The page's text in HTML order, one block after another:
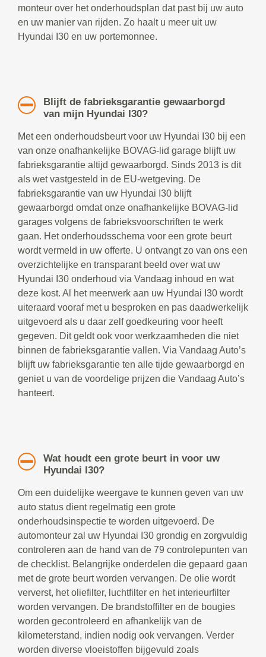
monteur over het onderhoudsplan dat past bij uw auto
en uw manier van rijden. Zo haalt u meer uit uw
Hyundai I30 en uw portemonnee.
Blijft de fabrieksgarantie gewaarborgd
van mijn Hyundai I30?
Met een onderhoudsbeurt voor uw Hyundai I30 bij een
van onze onafhankelijke BOVAG-lid garage blijft uw
fabrieksgarantie altijd gewaarborgd. Sinds 2013 is dit
als wet vastgesteld in de EU-wetgeving. De
fabrieksgarantie van uw Hyundai I30 blijft
gewaarborgd omdat onze onafhankelijke BOVAG-lid
garages volgens de fabrieksvoorschriften te werk
gaan. Het onderhoudsschema voor een grote beurt
wordt vermeld in uw offerte. U ontvangt zo van ons een
overzichtelijke en transparant beeld over wat uw
Hyundai I30 onderhoud via Vandaag inhoud en wat
deze kost. Al het meerwerk aan uw Hyundai I30 wordt
uiteraard vooraf met u besproken en pas daadwerkelijk
uitgevoerd als u daar zelf goedkeuring voor heeft
gegeven. Dit geldt ook voor werkzaamheden die niet
binnen de fabrieksgarantie vallen. Via Vandaag Auto’s
blijft uw fabrieksgarantie ten alle tijde gewaarborgd en
geniet u van de voordelige prijzen die Vandaag Auto’s
hanteert.
Wat houdt een grote beurt in voor uw
Hyundai I30?
Om een duidelijke weergave te kunnen geven van uw
auto status dient regelmatig een grote
onderhoudsinspectie te worden uitgevoerd. De
automonteur zal uw Hyundai I30 grondig en zorgvuldig
controleren aan de hand van de 79 controlepunten van
de checklist. Belangrijke onderdelen die gepaard gaan
met de grote beurt worden vervangen. De olie wordt
ververst, het oliefilter, luchtfilter en het interieurfilter
worden vervangen. De brandstoffilter en de bougies
worden gecontroleerd en afhankelijk van de
kilometerstand, indien nodig ook vervangen. Verder
worden diverse vloeistoffen bijgevuld zoals